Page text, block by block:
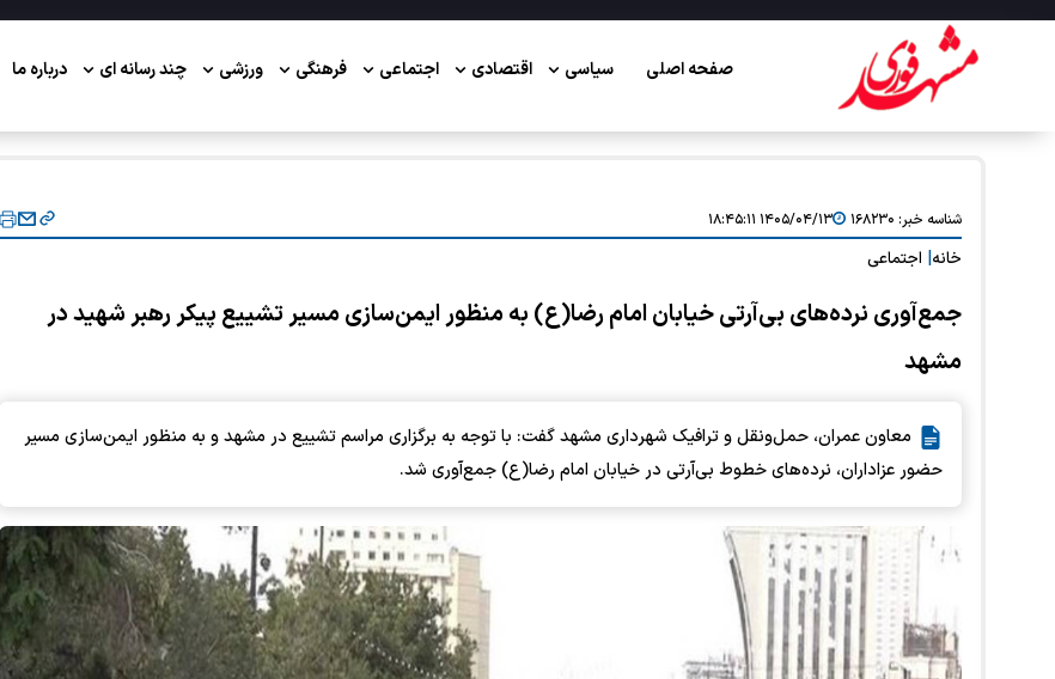
صفحه اصلی سیاسی اقتصادی اجتماعی فرهنگی ورزشی چند رسانه ای درباره ما
شناسه خبر: ۱۶۸۲۳۰ ۱۴۰۵/۰۴/۱۳ ۱۸:۴۵:۱۱
خانه اجتماعی
جمع‌آوری نرده‌های بی‌آرتی خیابان امام رضا(ع) به منظور ایمن‌سازی مسیر تشییع پیکر رهبر شهید در
مشهد
معاون عمران، حمل‌ونقل و ترافیک شهرداری مشهد گفت: با توجه به برگزاری مراسم تشییع در مشهد و به منظور ایمن‌سازی مسیر
حضور عزاداران، نرده‌های خطوط بی‌آرتی در خیابان امام رضا(ع) جمع‌آوری شد.